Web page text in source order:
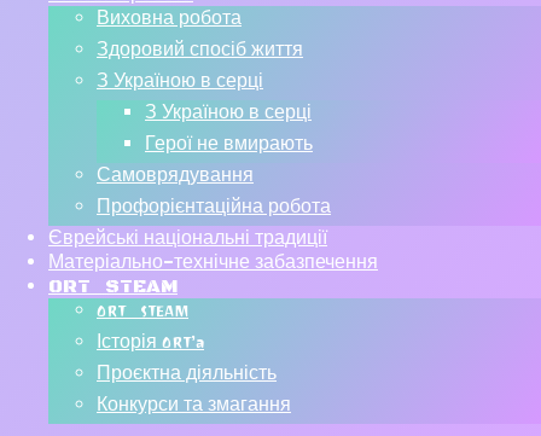
Виховна робота
Здоровий спосіб життя
З Україною в серці
З Україною в серці
Герої не вмирають
Самоврядування
Профорієнтаційна робота
Єврейські національні традиції
Матеріально-технічне забазпечення
ORT STEAM
ORT STEAM
Історія ORT’a
Проєктна діяльність
Конкурси та змагання